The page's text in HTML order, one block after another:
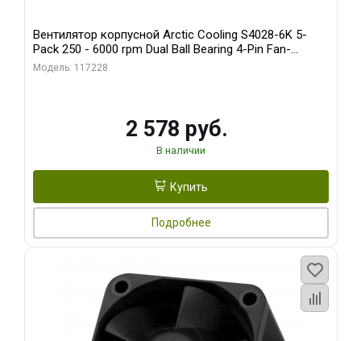
Вентилятор корпусной Arctic Cooling S4028-6K 5-
Pack 250 - 6000 rpm Dual Ball Bearing 4-Pin Fan-
Connector (ACFAN00273A)
Модель: 117228
2 578 руб.
В наличии
Купить
Подробнее